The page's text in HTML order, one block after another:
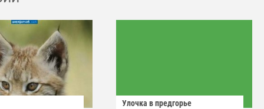
Улочка в предгорье